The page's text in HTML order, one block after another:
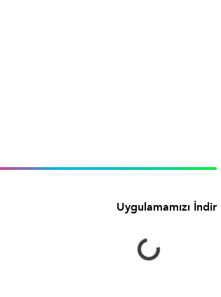
Uygulamamızı İndir